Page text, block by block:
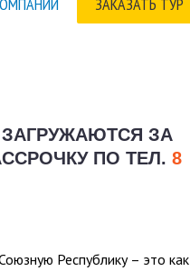
ЗАГРУЖАЮТСЯ ЗА
ПО ТЕЛ. 8
Республику – это как